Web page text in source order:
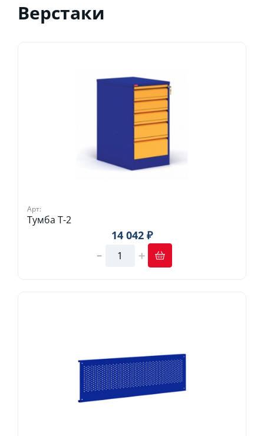
Верстаки
Арт:
Тумба Т-2
14 042 ₽